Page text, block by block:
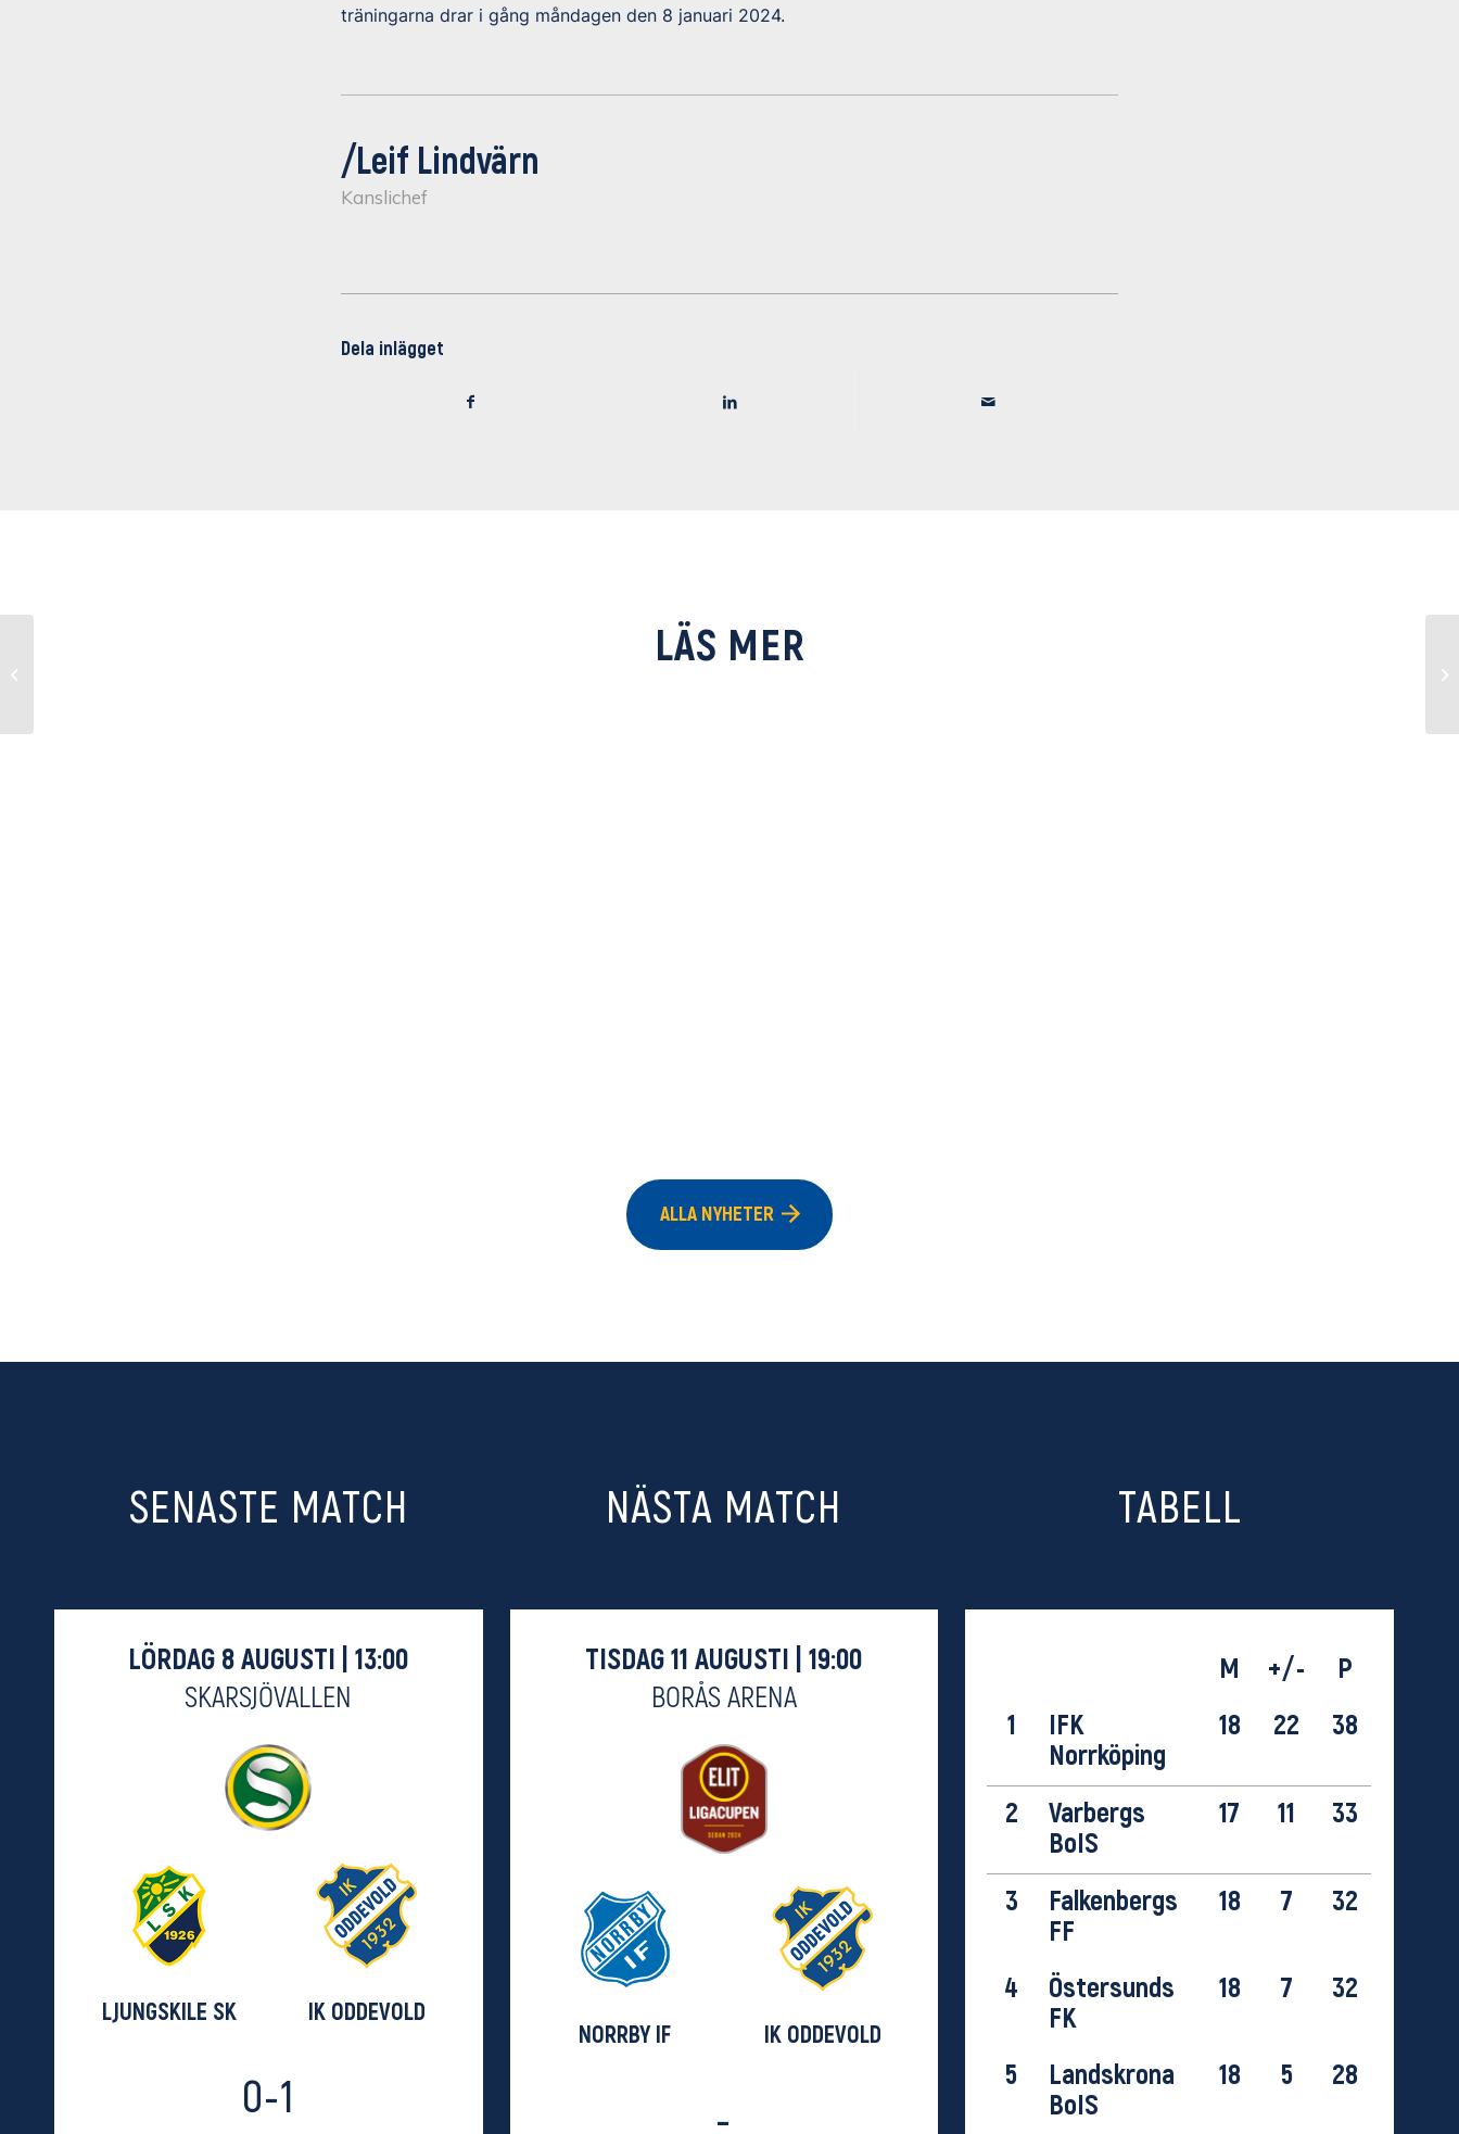
träningarna drar i gång måndagen den 8 januari 2024.
/Leif Lindvärn
Kanslichef
Dela inlägget
LÄS MER
ALLA NYHETER
SENASTE MATCH
LÖRDAG 8 AUGUSTI | 13:00
SKARSJÖVALLEN
LJUNGSKILE SK IK ODDEVOLD
0-1
NÄSTA MATCH
TISDAG 11 AUGUSTI | 19:00
BORÅS ARENA
NORRBY IF IK ODDEVOLD
-
TABELL
M +/-
P
1
IFK
Norrköping
18 22 38
2
Varbergs
BoIS
17 11 33
3
Falkenbergs
FF
18 7 32
4
Östersunds
FK
18 7 32
5
Landskrona
BoIS
18 5 28